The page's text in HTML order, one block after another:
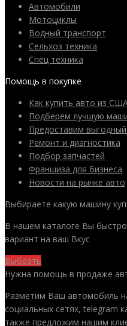
Автомобили
Мотоциклы
Водный транспорт
Сельхоз техника
Спец техника
Помощь в покупке
Как купить авто из
Подберем лучшую
Предоставим
Ремонт и диагностика
Подбор запчастей
Франшиза для бизнеса
Новости на рынке авто
Выбираете какую машину
В нашем каталоге Вы
вариант на ваш Вкус
Выбрать
Нужна помощь в продаже
Разметим Ваш автомобиль
социальных сетях, telegram
также предложим нашим